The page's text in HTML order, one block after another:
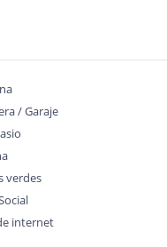
/ Garaje
verdes
internet